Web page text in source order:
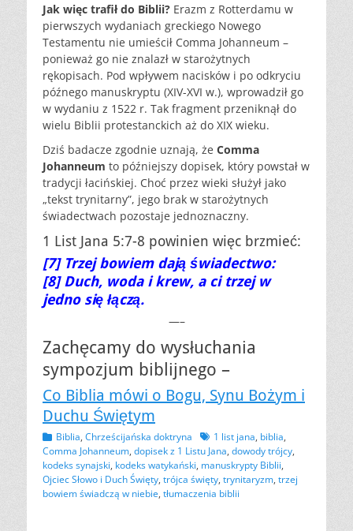
Jak więc trafił do Biblii? Erazm z Rotterdamu w
pierwszych wydaniach greckiego Nowego
Testamentu nie umieścił Comma Johanneum –
ponieważ go nie znalazł w starożytnych
rękopisach. Pod wpływem nacisków i po odkryciu
późnego manuskryptu (XIV-XVI w.), wprowadził go
w wydaniu z 1522 r. Tak fragment przeniknął do
wielu Biblii protestanckich aż do XIX wieku.
Dziś badacze zgodnie uznają, że Comma
Johanneum to późniejszy dopisek, który powstał w
tradycji łacińskiej. Choć przez wieki służył jako
„tekst trynitarny”, jego brak w starożytnych
świadectwach pozostaje jednoznaczny.
1 List Jana 5:7-8 powinien więc brzmieć:
[7] Trzej bowiem dają świadectwo:
[8] Duch, woda i krew, a ci trzej w
jedno się łączą.
—–
Zachęcamy do wysłuchania
sympozjum biblijnego –
Co Biblia mówi o Bogu, Synu Bożym i
Duchu Świętym
Kategorii
Biblia, Chrześcijańska doktryna Tagów1 list jana, biblia,
Comma Johanneum, dopisek z 1 Listu Jana, dowody trójcy,
kodeks synajski, kodeks watykański, manuskrypty Biblii,
Ojciec Słowo i Duch Święty, trójca święty, trynitaryzm, trzej
bowiem świadczą w niebie, tłumaczenia biblii